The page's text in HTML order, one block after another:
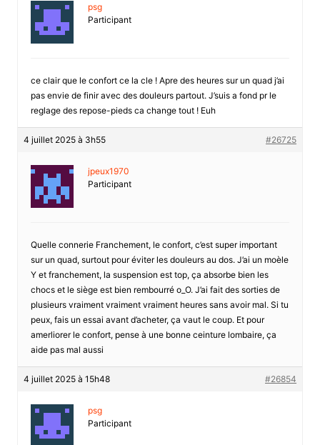
psg
Participant
ce clair que le confort ce la cle ! Apre des heures sur un quad j’ai
pas envie de finir avec des douleurs partout. J’suis a fond pr le
reglage des repose-pieds ca change tout ! Euh
4 juillet 2025 à 3h55 #26725
jpeux1970
Participant
Quelle connerie Franchement, le confort, c’est super important
sur un quad, surtout pour éviter les douleurs au dos. J’ai un moèle
Y et franchement, la suspension est top, ça absorbe bien les
chocs et le siège est bien rembourré o_O. J’ai fait des sorties de
plusieurs vraiment vraiment vraiment heures sans avoir mal. Si tu
peux, fais un essai avant d’acheter, ça vaut le coup. Et pour
amerliorer le confort, pense à une bonne ceinture lombaire, ça
aide pas mal aussi
4 juillet 2025 à 15h48 #26854
psg
Participant